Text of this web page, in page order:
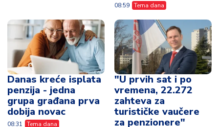
08:59 Tema dana
Danas kreće isplata
penzija - jedna
grupa građana prva
dobija novac
08:31 Tema dana
"U prvih sat i po
vremena, 22.272
zahteva za
turističke vaučere
za penzionere"